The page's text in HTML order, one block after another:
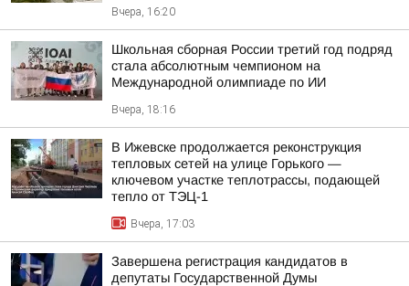
Вчера, 16:20
Школьная сборная России третий год подряд
стала абсолютным чемпионом на
Международной олимпиаде по ИИ
Вчера, 18:16
В Ижевске продолжается реконструкция
тепловых сетей на улице Горького —
ключевом участке теплотрассы, подающей
тепло от ТЭЦ-1
Вчера, 17:03
Завершена регистрация кандидатов в
депутаты Государственной Думы